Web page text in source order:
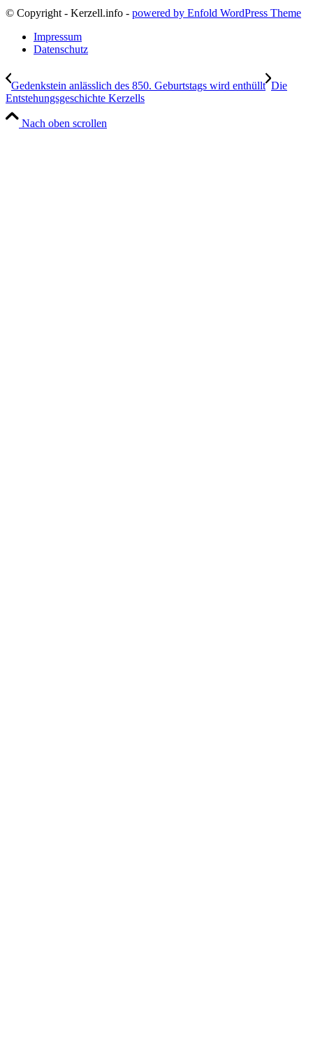
© Copyright - Kerzell.info - powered by Enfold WordPress Theme
Impressum
Datenschutz
Gedenkstein anlässlich des 850. Geburtstags wird enthüllt Die
Entstehungsgeschichte Kerzells
Nach oben scrollen